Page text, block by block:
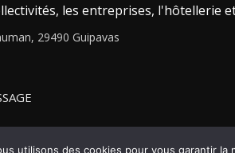
les entreprises, l'hôtellerie
29490 Guipavas
utilisons des cookies pour vous garantir